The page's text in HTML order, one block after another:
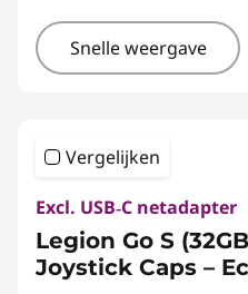
Snelle weergave
Vergelijken
Excl. USB‑C netadapter
Legion Go S
Joystick Caps –